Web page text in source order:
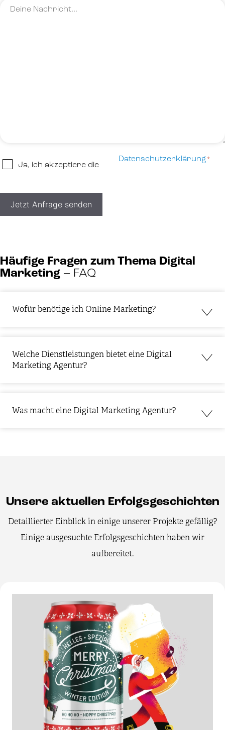
Deine
Datenschutzerklärung
Ja, ich akzeptiere die
Datenschutzerklärung *
Jetzt Anfrage senden
Häufige Fragen zum Thema Digital
Marketing – FAQ
Wofür benötige ich Online Marketing?
Welche Dienstleistungen bietet eine Digital
Marketing Agentur?
Was macht eine Digital Marketing Agentur?
Unsere aktuellen Erfolgsgeschichten
Detaillierter Einblick in einige unserer Projekte gefällig?
Einige ausgesuchte Erfolgsgeschichten haben wir
aufbereitet.